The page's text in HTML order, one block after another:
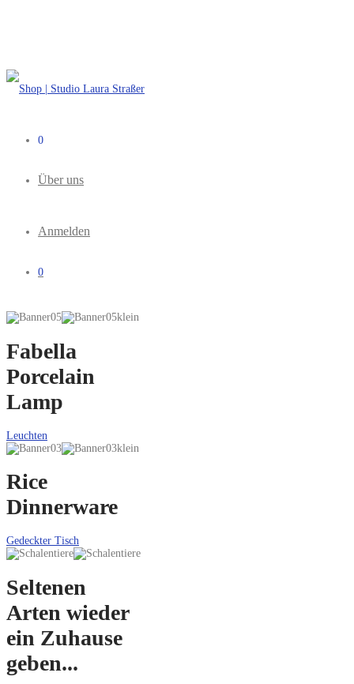
0
Über uns
Anmelden
0
Fabella
Porcelain
Lamp
Leuchten
Rice
Dinnerware
Gedeckter Tisch
Seltenen
Arten wieder
ein Zuhause
geben...